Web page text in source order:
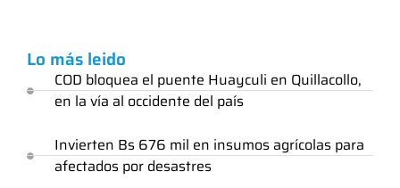
Lo más leido
COD bloquea el puente Huayculi en Quillacollo,
en la vía al occidente del país
Invierten Bs 676 mil en insumos agrícolas para
afectados por desastres